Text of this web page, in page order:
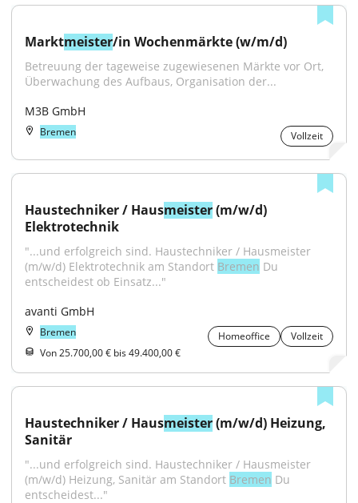
Marktmeister/in Wochenmärkte (w/m/d)
Betreuung der tageweise zugewiesenen Märkte vor Ort,
Überwachung des Aufbaus, Organisation der...
M3B GmbH
Bremen Vollzeit
Haustechniker / Hausmeister (m/w/d)
Elektrotechnik
"...und erfolgreich sind. Haustechniker / Hausmeister
(m/w/d) Elektrotechnik am Standort Bremen Du
entscheidest ob Einsatz..."
avanti GmbH
Bremen Homeoffice
Vollzeit
Von 25.700,00 € bis 49.400,00 €
Haustechniker / Hausmeister (m/w/d) Heizung,
Sanitär
"...und erfolgreich sind. Haustechniker / Hausmeister
(m/w/d) Heizung, Sanitär am Standort Bremen Du
entscheidest..."